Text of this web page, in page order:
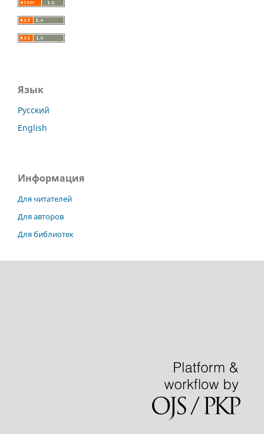
Язык
Русский
English
Информация
Для читателей
Для авторов
Для библиотек